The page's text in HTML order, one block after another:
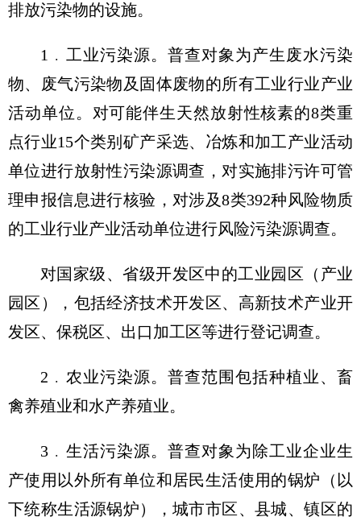
排放污染物的设施。
1﹒工业污染源。普查对象为产生废水污染
物、废气污染物及固体废物的所有工业行业产业
活动单位。对可能伴生天然放射性核素的8类重
点行业15个类别矿产采选、冶炼和加工产业活动
单位进行放射性污染源调查，对实施排污许可管
理申报信息进行核验，对涉及8类392种风险物质
的工业行业产业活动单位进行风险污染源调查。
对国家级、省级开发区中的工业园区（产业
园区），包括经济技术开发区、高新技术产业开
发区、保税区、出口加工区等进行登记调查。
2﹒农业污染源。普查范围包括种植业、畜
禽养殖业和水产养殖业。
3﹒生活污染源。普查对象为除工业企业生
产使用以外所有单位和居民生活使用的锅炉（以
下统称生活源锅炉），城市市区、县城、镇区的